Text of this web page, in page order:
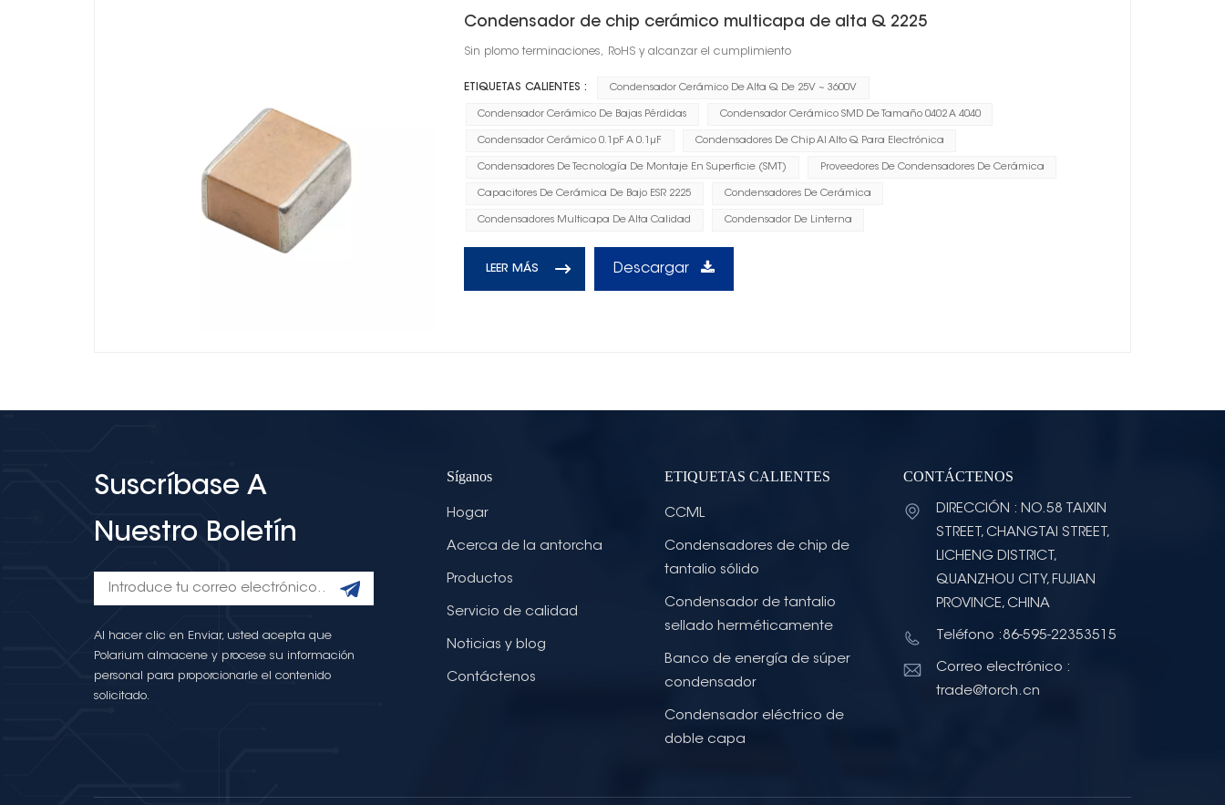
Condensador de chip cerámico multicapa de alta Q 2225
Sin plomo terminaciones, RoHS y alcanzar el cumplimiento
ETIQUETAS CALIENTES : Condensador Cerámico De Alta Q De 25V ~ 3600V
Condensador Cerámico De Bajas Pérdidas Condensador Cerámico SMD De Tamaño 0402 A 4040
Condensador Cerámico 0.1pF A 0.1μF Condensadores De Chip Al Alto Q Para Electrónica
Condensadores De Tecnología De Montaje En Superficie (SMT) Proveedores De Condensadores De Cerámica
Capacitores De Cerámica De Bajo ESR 2225 Condensadores De Cerámica
Condensadores Multicapa De Alta Calidad Condensador De Linterna
LEER MÁS Descargar
Suscríbase A
Nuestro Boletín
Al hacer clic en Enviar, usted acepta que
Polarium almacene y procese su información
personal para proporcionarle el contenido
solicitado.
Síganos
Hogar
Acerca de la antorcha
Productos
Servicio de calidad
Noticias y blog
Contáctenos
ETIQUETAS CALIENTES
CCML
Condensadores de chip de
tantalio sólido
Condensador de tantalio
sellado herméticamente
Banco de energía de súper
condensador
Condensador eléctrico de
doble capa
CONTÁCTENOS
DIRECCIÓN : NO.58 TAIXIN
STREET, CHANGTAI STREET,
LICHENG DISTRICT,
QUANZHOU CITY, FUJIAN
PROVINCE, CHINA
Teléfono :86-595-22353515
Correo electrónico :
trade@torch.cn